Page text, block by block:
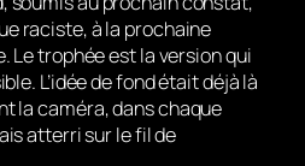
raciste, à la prochaine
trophée est la version qui
L’idée de fond était déjà là
la caméra, dans chaque
atterri sur le fil de